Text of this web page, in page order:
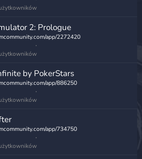
2: Prologue
app/2272420
by PokerStars
app/886250
app/734750